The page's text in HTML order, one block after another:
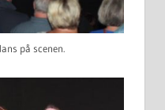
på scenen.